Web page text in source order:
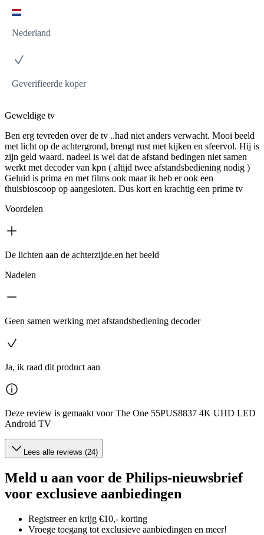
Nederland
Geverifieerde koper
Geweldige tv
Ben erg tevreden over de tv ..had niet anders verwacht. Mooi beeld
met licht op de achtergrond, brengt rust met kijken en sfeervol. Hij is
zijn geld waard. nadeel is wel dat de afstand bedingen niet samen
werkt met decoder van kpn ( altijd twee afstandsbediening nodig )
Geluid is prima en met films ook maar ik heb er ook een
thuisbioscoop op aangesloten. Dus kort en krachtig een prime tv
Voordelen
De lichten aan de achterzijde.en het beeld
Nadelen
Geen samen werking met afstandsbediening decoder
Ja, ik raad dit product aan
Deze review is gemaakt voor The One 55PUS8837 4K UHD LED
Android TV
Lees alle reviews (24)
Meld u aan voor de Philips-nieuwsbrief
voor exclusieve aanbiedingen
Registreer en krijg €10,- korting
Vroege toegang tot exclusieve aanbiedingen en meer!